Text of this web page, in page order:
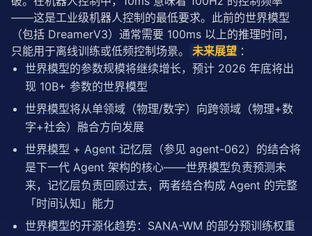
——这是工业级机器人控制的最低要求。此前的世界模型
（包括 DreamerV3）通常需要 100ms 以上的推理时间，
只能用于离线训练或低频控制场景。
未来展望 ：
世界模型的参数规模将继续增长，预计 2026 年底将出
现 10B+ 参数的世界模型
世界模型将从单领域（物理/数字）向跨领域（物理+数
字+社会）融合方向发展
世界模型 + Agent 记忆层（参见 agent-062）的结合将
是下一代 Agent 架构的核心——世界模型负责预测未
来，记忆层负责回顾过去，两者结合构成 Agent 的完整
「时间认知」能力
世界模型的开源化趋势： SANA-WM 的部分预训练权重